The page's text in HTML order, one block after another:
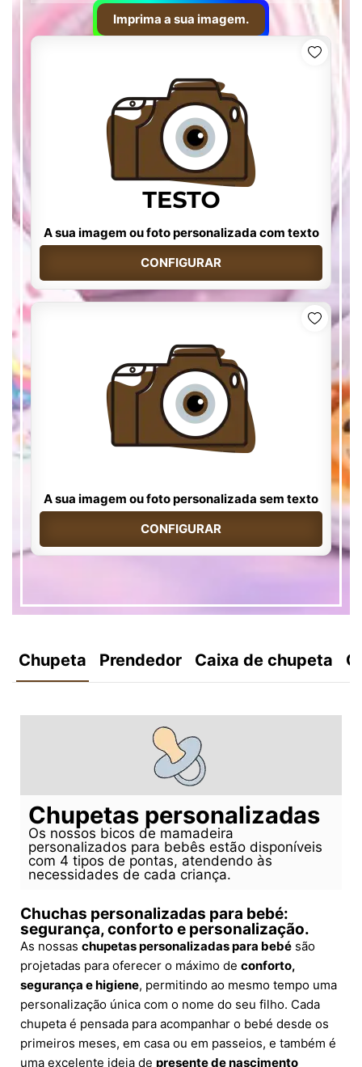
Imprima a sua imagem.
A sua imagem ou foto personalizada com texto
CONFIGURAR
A sua imagem ou foto personalizada sem texto
CONFIGURAR
Chupeta Prendedor Caixa de chupeta
Chupetas personalizadas
Os nossos bicos de mamadeira
personalizados para bebês estão disponíveis
com 4 tipos de pontas, atendendo às
necessidades de cada criança.
Chuchas personalizadas para bebé:
segurança, conforto e personalização.
As nossas chupetas personalizadas para bebé são
projetadas para oferecer o máximo de conforto,
segurança e higiene, permitindo ao mesmo tempo uma
personalização única com o nome do seu filho. Cada
chupeta é pensada para acompanhar o bebé desde os
primeiros meses, em casa ou em passeios, e também é
uma excelente ideia de presente de nascimento